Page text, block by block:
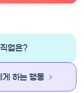
업은?
하는 행동